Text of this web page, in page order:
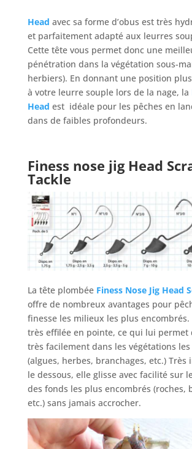
Head avec sa forme d’obus est très
et parfaitement adapté aux leurres
Cette tête vous permet donc une
pénétration dans la végétation sous-
herbiers). En donnant une position
à votre leurre souple lors de la nage, la
Head est idéale pour les pêches en
dans de faibles profondeurs.
Finess nose jig Head
Tackle
La tête plombéeFiness Nose Jig Head
offre de nombreux avantages pour
finesse les milieux les plus encombrés.
très effilée en pointe, ce qui lui permet
très facilement dans les végétations
(algues, herbes, branchages, etc.) Très
le dessous, elle glisse avec facilité sur
des fonds les plus encombrés (roches,
etc.) sans jamais accrocher.